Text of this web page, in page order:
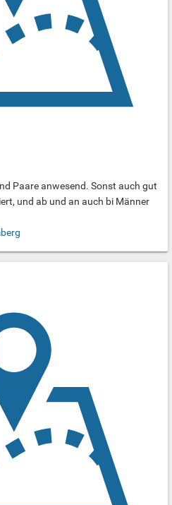
Paare anwesend. Sonst auch gut
und ab und an auch bi Männer